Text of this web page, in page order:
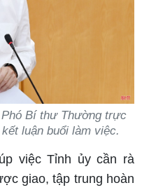
Bí thư Thường trực
luận buổi làm việc.
việc Tỉnh ủy cần rà
giao, tập trung hoàn